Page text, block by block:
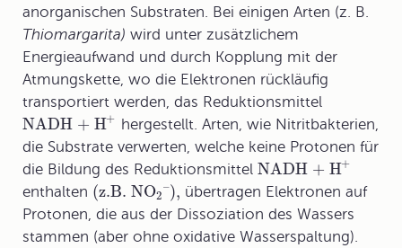
anorganischen Substraten. Bei einigen Arten (z. B.
Thiomargarita) wird unter zusätzlichem
Energieaufwand und durch Kopplung mit der
Atmungskette, wo die Elektronen rückläufig
transportiert werden, das Reduktionsmittel
NADH + H+ hergestellt. Arten, wie Nitritbakterien,
die Substrate verwerten, welche keine Protonen für
die Bildung des Reduktionsmittel NADH + H+
enthalten (z.B. NO2
–), übertragen Elektronen auf
Protonen, die aus der Dissoziation des Wassers
stammen (aber ohne oxidative Wasserspaltung).